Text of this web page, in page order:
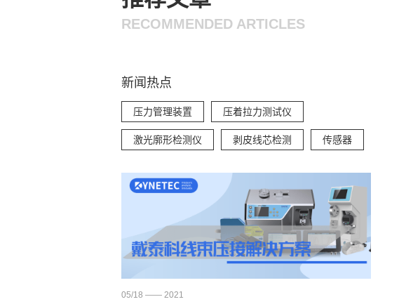
RECOMMENDED ARTICLES
新闻热点
压力管理装置 压着拉力测试仪
激光廓形检测仪 剥皮线芯检测 传感器
05/18 —— 2021